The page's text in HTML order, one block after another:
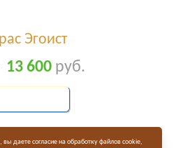
Эгоист
13 600 руб.
даете согласие на обработку файлов cookie,